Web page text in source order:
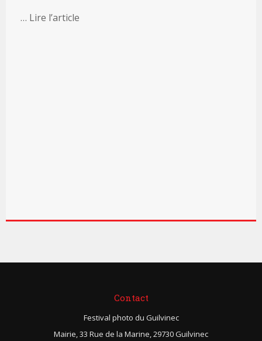
… Lire l’article
Contact
Festival photo du Guilvinec
Mairie, 33 Rue de la Marine, 29730 Guilvinec